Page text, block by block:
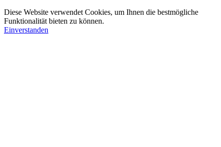
Diese Website verwendet Cookies, um Ihnen die bestmögliche
Funktionalität bieten zu können.
Einverstanden